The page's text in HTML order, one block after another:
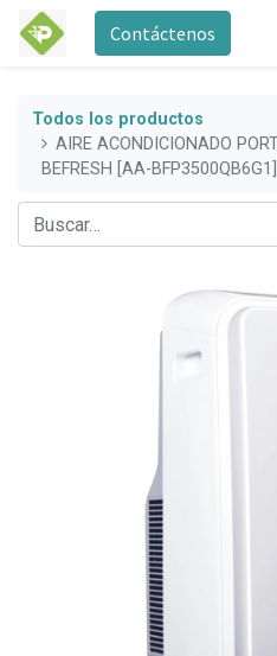
Contáctenos
Todos los productos
AIRE ACONDICIONADO
BEFRESH [AA-BFP3500QB6G1]